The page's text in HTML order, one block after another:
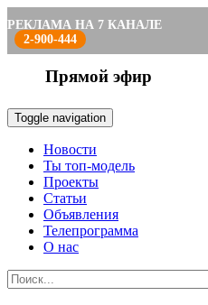
РЕКЛАМА НА 7 КАНАЛЕ
2-900-444
Прямой эфир
Toggle navigation
Новости
Ты топ-модель
Проекты
Статьи
Объявления
Телепрограмма
О нас